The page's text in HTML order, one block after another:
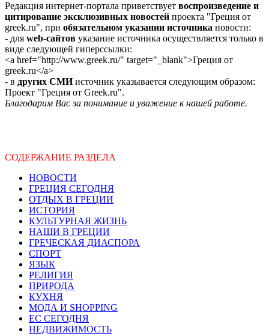
Редакция интернет-портала приветствует воспроизведение и
цитирование эксклюзивных новостей проекта "Греция от
greek.ru", при обязательном указании источника новости:
- для web-сайтов указание источника осуществляется только в
виде следующей гиперссылки:
<a href="http://www.greek.ru/" target="_blank">Греция от
greek.ru</a>
- в других СМИисточник указывается следующим образом:
Проект "Греция от Greek.ru".
Благодарим Вас за понимание и уважение к нашей работе.
СОДЕРЖАНИЕ РАЗДЕЛА
НОВОСТИ
ГРЕЦИЯ СЕГОДНЯ
ОТДЫХ В ГРЕЦИИ
ИСТОРИЯ
КУЛЬТУРНАЯ ЖИЗНЬ
НАШИ В ГРЕЦИИ
ГРЕЧЕСКАЯ ДИАСПОРА
СПОРТ
ЯЗЫК
РЕЛИГИЯ
ПРИРОДА
КУХНЯ
МОДА И SHOPPING
ЕС СЕГОДНЯ
НЕДВИЖИМОСТЬ